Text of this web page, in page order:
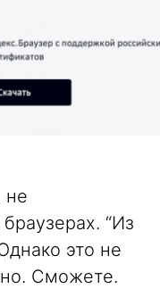
не
“Из
это не
Сможете.